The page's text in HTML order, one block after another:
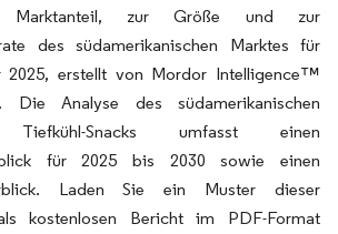
Marktanteil, zur Größe und zur
des südamerikanischen Marktes für
2025, erstellt von Mordor Intelligence™
Die Analyse des südamerikanischen
Snacks umfasst einen
für 2025 bis 2030 sowie einen
Laden Sie ein Muster dieser
kostenlosen Bericht im PDF-Format